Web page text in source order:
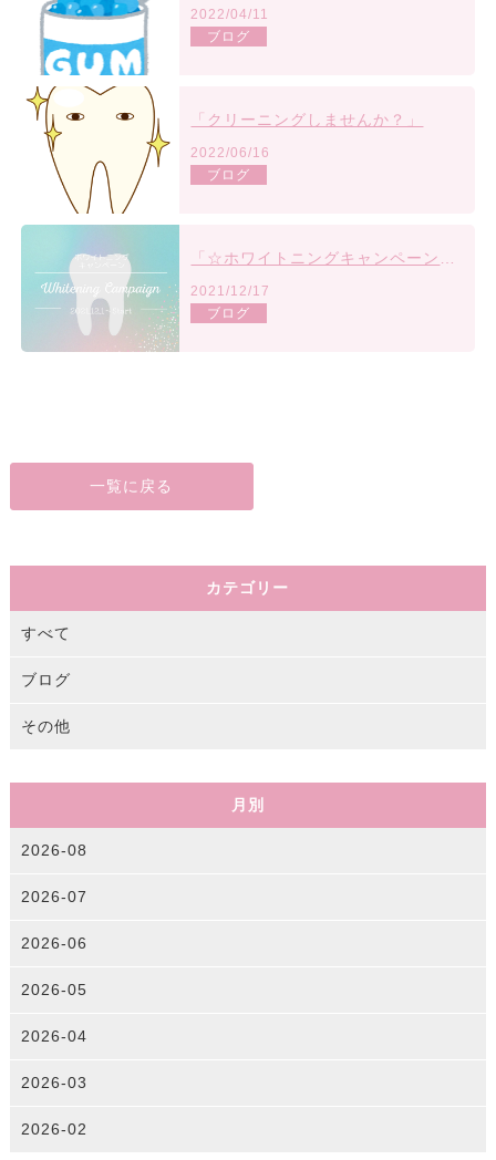
2022/04/11
ブログ
「クリーニングしませんか？」
2022/06/16
ブログ
2021/12/17
ブログ
一覧に戻る
カテゴリー
すべて
ブログ
その他
月別
2026-08
2026-07
2026-06
2026-05
2026-04
2026-03
2026-02